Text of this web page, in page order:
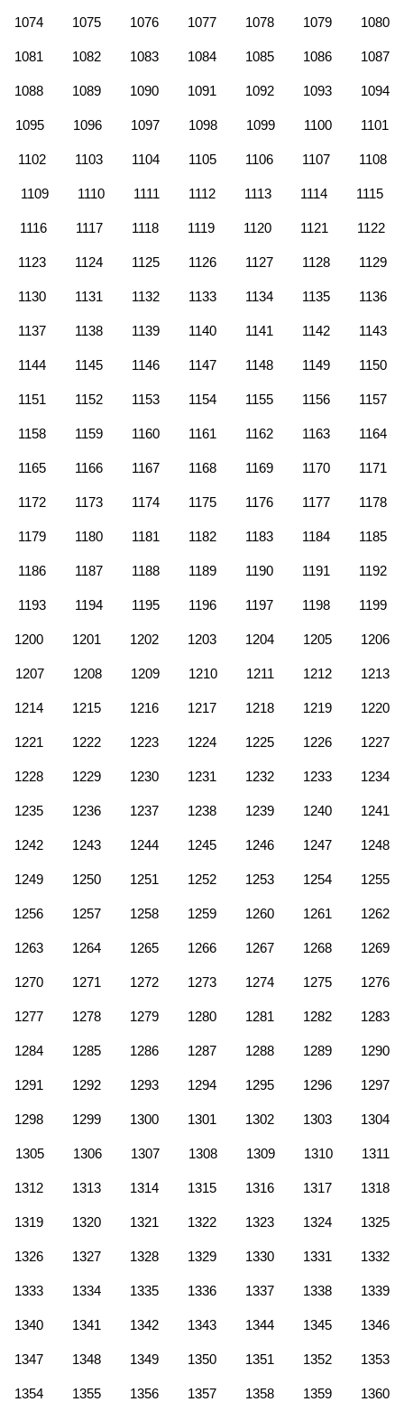
1074 1075 1076 1077 1078 1079 1080
1081 1082 1083 1084 1085 1086 1087
1088 1089 1090 1091 1092 1093 1094
1095 1096 1097 1098 1099 1100 1101
1102 1103 1104 1105 1106 1107 1108
1109 1110 1111 1112 1113 1114 1115
1116 1117 1118 1119 1120 1121 1122
1123 1124 1125 1126 1127 1128 1129
1130 1131 1132 1133 1134 1135 1136
1137 1138 1139 1140 1141 1142 1143
1144 1145 1146 1147 1148 1149 1150
1151 1152 1153 1154 1155 1156 1157
1158 1159 1160 1161 1162 1163 1164
1165 1166 1167 1168 1169 1170 1171
1172 1173 1174 1175 1176 1177 1178
1179 1180 1181 1182 1183 1184 1185
1186 1187 1188 1189 1190 1191 1192
1193 1194 1195 1196 1197 1198 1199
1200 1201 1202 1203 1204 1205 1206
1207 1208 1209 1210 1211 1212 1213
1214 1215 1216 1217 1218 1219 1220
1221 1222 1223 1224 1225 1226 1227
1228 1229 1230 1231 1232 1233 1234
1235 1236 1237 1238 1239 1240 1241
1242 1243 1244 1245 1246 1247 1248
1249 1250 1251 1252 1253 1254 1255
1256 1257 1258 1259 1260 1261 1262
1263 1264 1265 1266 1267 1268 1269
1270 1271 1272 1273 1274 1275 1276
1277 1278 1279 1280 1281 1282 1283
1284 1285 1286 1287 1288 1289 1290
1291 1292 1293 1294 1295 1296 1297
1298 1299 1300 1301 1302 1303 1304
1305 1306 1307 1308 1309 1310 1311
1312 1313 1314 1315 1316 1317 1318
1319 1320 1321 1322 1323 1324 1325
1326 1327 1328 1329 1330 1331 1332
1333 1334 1335 1336 1337 1338 1339
1340 1341 1342 1343 1344 1345 1346
1347 1348 1349 1350 1351 1352 1353
1354 1355 1356 1357 1358 1359 1360